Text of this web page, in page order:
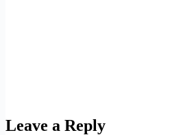
Leave a Reply